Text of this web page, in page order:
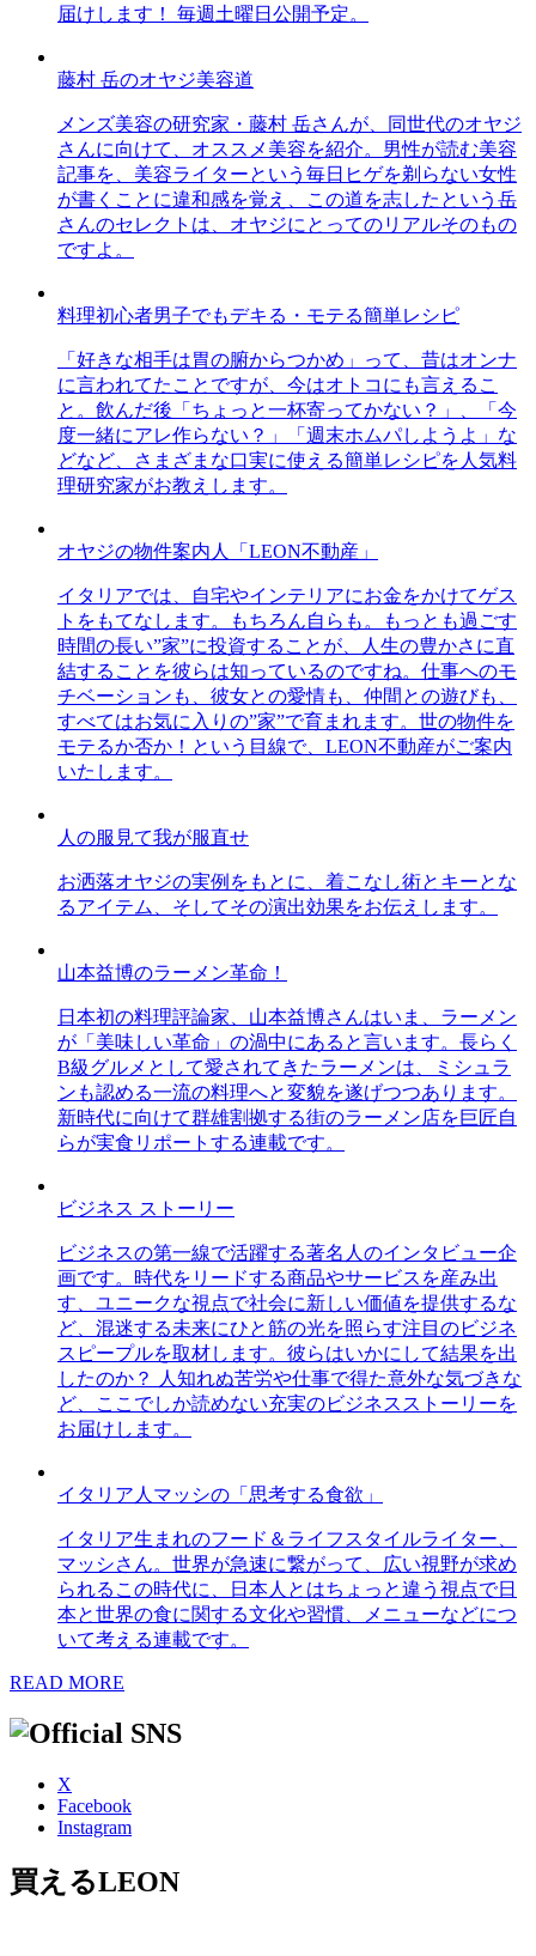
届けします！ 毎週土曜日公開予定。
藤村 岳のオヤジ美容道
メンズ美容の研究家・藤村 岳さんが、同世代のオヤジ
さんに向けて、オススメ美容を紹介。男性が読む美容
記事を、美容ライターという毎日ヒゲを剃らない女性
が書くことに違和感を覚え、この道を志したという岳
さんのセレクトは、オヤジにとってのリアルそのもの
ですよ。
料理初心者男子でもデキる・モテる簡単レシピ
「好きな相手は胃の腑からつかめ」って、昔はオンナ
に言われてたことですが、今はオトコにも言えるこ
と。飲んだ後「ちょっと一杯寄ってかない？」、「今
度一緒にアレ作らない？」「週末ホムパしようよ」な
どなど、さまざまな口実に使える簡単レシピを人気料
理研究家がお教えします。
オヤジの物件案内人「LEON不動産」
イタリアでは、自宅やインテリアにお金をかけてゲス
トをもてなします。もちろん自らも。もっとも過ごす
時間の長い”家”に投資することが、人生の豊かさに直
結することを彼らは知っているのですね。仕事へのモ
チベーションも、彼女との愛情も、仲間との遊びも、
すべてはお気に入りの”家”で育まれます。世の物件を
モテるか否か！という目線で、LEON不動産がご案内
いたします。
人の服見て我が服直せ
お洒落オヤジの実例をもとに、着こなし術とキーとな
るアイテム、そしてその演出効果をお伝えします。
山本益博のラーメン革命！
日本初の料理評論家、山本益博さんはいま、ラーメン
が「美味しい革命」の渦中にあると言います。長らく
B級グルメとして愛されてきたラーメンは、ミシュラ
ンも認める一流の料理へと変貌を遂げつつあります。
新時代に向けて群雄割拠する街のラーメン店を巨匠自
らが実食リポートする連載です。
ビジネス ストーリー
ビジネスの第一線で活躍する著名人のインタビュー企
画です。時代をリードする商品やサービスを産み出
す、ユニークな視点で社会に新しい価値を提供するな
ど、混迷する未来にひと筋の光を照らす注目のビジネ
スピープルを取材します。彼らはいかにして結果を出
したのか？ 人知れぬ苦労や仕事で得た意外な気づきな
ど、ここでしか読めない充実のビジネスストーリーを
お届けします。
イタリア人マッシの「思考する食欲」
イタリア生まれのフード＆ライフスタイルライター、
マッシさん。世界が急速に繋がって、広い視野が求め
られるこの時代に、日本人とはちょっと違う視点で日
本と世界の食に関する文化や習慣、メニューなどにつ
いて考える連載です。
READ MORE
X
Facebook
Instagram
買えるLEON